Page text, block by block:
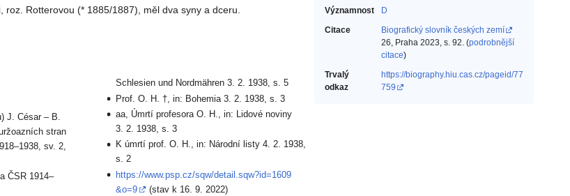
Významnost
D
Citace
Biografický slovník českých zemí
26, Praha 2023, s. 92. (podrobnější
citace)
Trvalý
odkaz
https://biography.hiu.cas.cz/pageid/77
759
roz. Rotterovou (* 1885/1887), měl dva syny a dceru.
J. César – B.
stran
sv. 2,
ČSR 1914–
Schlesien und Nordmähren 3. 2. 1938, s. 5
Prof. O. H. †, in: Bohemia 3. 2. 1938, s. 3
aa, Úmrtí profesora O. H., in: Lidové noviny
3. 2. 1938, s. 3
K úmrtí prof. O. H., in: Národní listy 4. 2. 1938,
s. 2
https://www.psp.cz/sqw/detail.sqw?id=1609
&o=9
(stav k 16. 9. 2022)